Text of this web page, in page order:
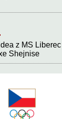
z MS
Shejnise